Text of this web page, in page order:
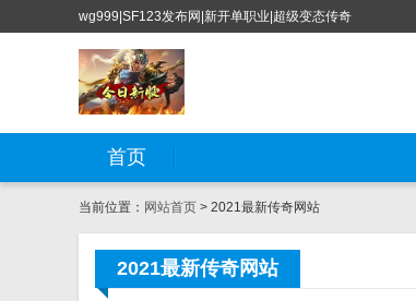
wg999|SF123发布网|新开单职业|超级变态传奇
首页
当前位置： 网站首页 > 2021最新传奇网站
2021最新传奇网站